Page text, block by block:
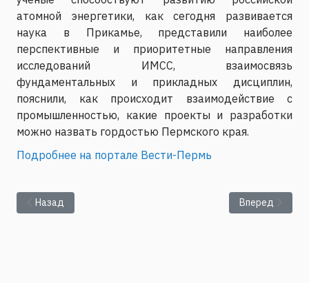
атомной энергетики, как сегодня развивается
наука в Прикамье, представили наиболее
перспективные и приоритетные направления
исследований ИМСС, взаимосвязь
фундаментальных и прикладных дисциплин,
пояснили, как происходит взаимодействие с
промышленностью, какие проекты и разработки
можно назвать гордостью Пермского края.
Подробнее на портале Вести-Пермь
Предыдущий: В Перми прошел форум к 300-летию РАН
Назад Следующий:
Вперед